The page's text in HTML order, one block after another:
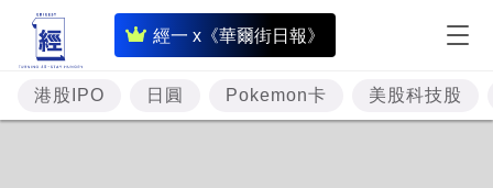
經一 x《華爾街日報》
即
時
財
經
港股IPO 日圓 Pokemon卡 美股科技股